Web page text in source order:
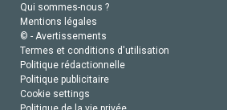
Qui sommes-nous ?
Mentions légales
© - Avertissements
Termes et conditions d'utilisation
Politique rédactionnelle
Politique publicitaire
Cookie settings